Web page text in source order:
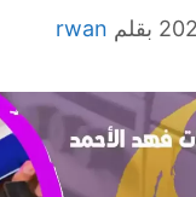
بقلم rwan